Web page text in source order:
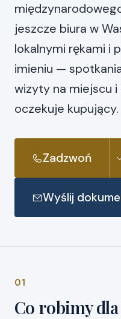
jeszcze biura w
lokalnymi rękami i
imieniu —
wizyty na miejscu i
oczekuje kupujący.
Zadzwoń
Wyślij
01
Co robimy